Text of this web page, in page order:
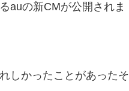
auの新CMが公開されま
しかったことがあったそ